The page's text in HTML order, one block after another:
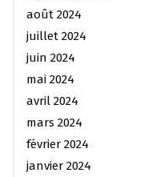
août 2024
juillet 2024
juin 2024
mai 2024
avril 2024
mars 2024
février 2024
janvier 2024